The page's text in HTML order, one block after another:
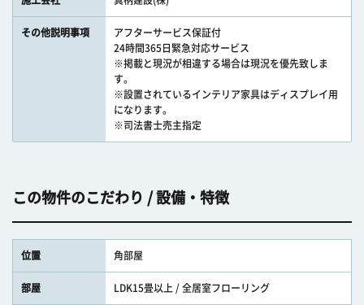
その他説明事項
アフターサービス保証付
24時間365日緊急対応サービス
※掲載と現況が相違する場合は現況を優先致しま
す。
※設置されているインテリア家具はディスプレイ用
になります。
※司法書士売主指定
この物件のこだわり / 設備・特徴
位置 角部屋
部屋 LDK15畳以上 / 全居室フローリング